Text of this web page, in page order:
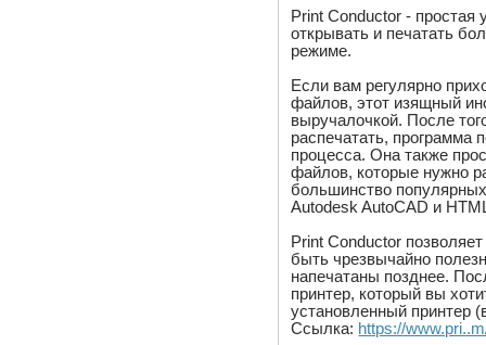
Print Conductor - простая
открывать и печатать
режиме.
Если вам регулярно
файлов, этот изящный
выручалочкой. После
распечатать, программа
процесса. Она также
файлов, которые нужно
большинство
Autodesk AutoCAD и
Print Conductor
быть чрезвычайно
напечатаны позднее.
принтер, который вы
установленный принтер
Ссылка: https://